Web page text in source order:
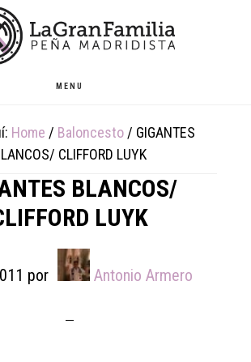
MENU
Home / Baloncesto / GIGANTES
CLIFFORD LUYK
BLANCOS/
LUYK
por Antonio Armero